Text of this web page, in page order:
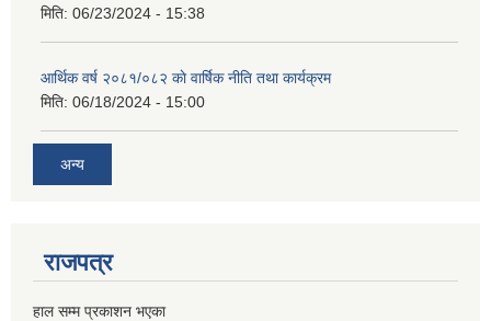
मिति: 06/23/2024 - 15:38
आर्थिक वर्ष २०८१/०८२ काे वार्षिक नीति तथा कार्यक्रम
मिति: 06/18/2024 - 15:00
अन्य
राजपत्र
हाल सम्म प्रकाशन भएका